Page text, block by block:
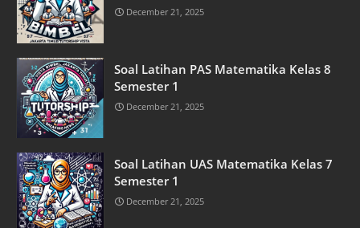
December 21, 2025
Soal Latihan PAS Matematika Kelas 8
Semester 1
December 21, 2025
Soal Latihan UAS Matematika Kelas 7
Semester 1
December 21, 2025